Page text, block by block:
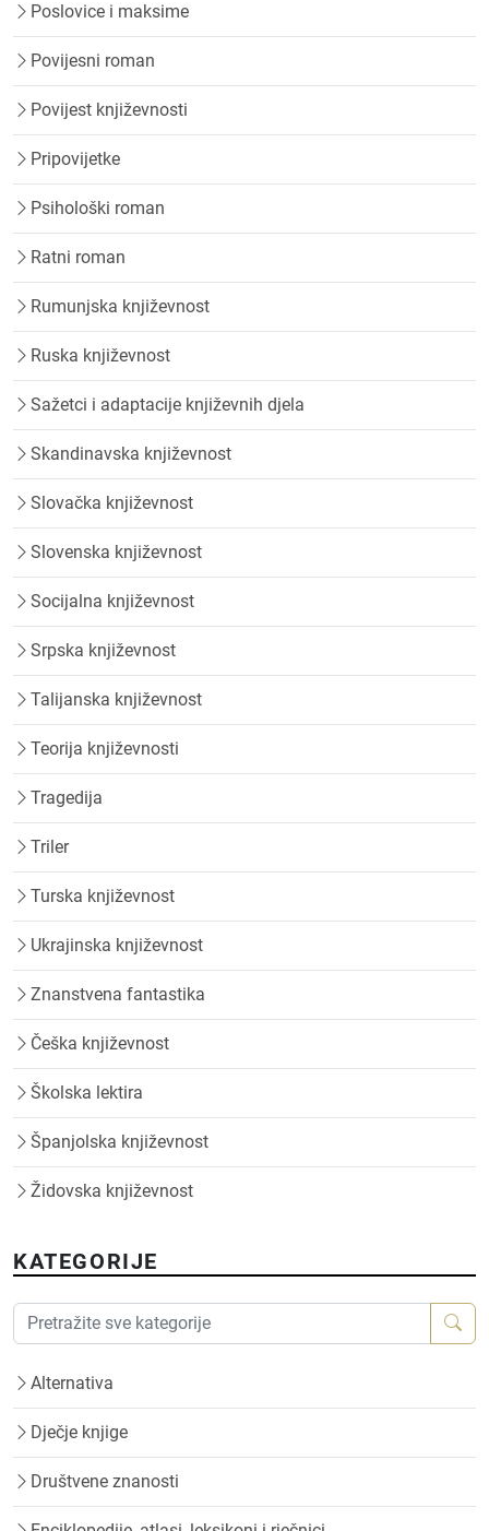
Poslovice i maksime
Povijesni roman
Povijest književnosti
Pripovijetke
Psihološki roman
Ratni roman
Rumunjska književnost
Ruska književnost
Sažetci i adaptacije književnih djela
Skandinavska književnost
Slovačka književnost
Slovenska književnost
Socijalna književnost
Srpska književnost
Talijanska književnost
Teorija književnosti
Tragedija
Triler
Turska književnost
Ukrajinska književnost
Znanstvena fantastika
Češka književnost
Školska lektira
Španjolska književnost
Židovska književnost
KATEGORIJE
Alternativa
Dječje knjige
Društvene znanosti